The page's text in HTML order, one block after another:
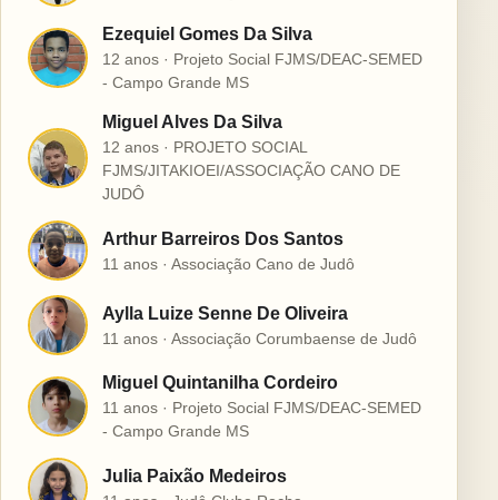
E
Ezequiel Gomes Da Silva
12 anos · Projeto Social FJMS/DEAC-SEMED
- Campo Grande MS
M
Miguel Alves Da Silva
12 anos · PROJETO SOCIAL
FJMS/JITAKIOEI/ASSOCIAÇÃO CANO DE
JUDÔ
A Arthur Barreiros Dos Santos
11 anos · Associação Cano de Judô
A Aylla Luize Senne De Oliveira
11 anos · Associação Corumbaense de Judô
M
Miguel Quintanilha Cordeiro
11 anos · Projeto Social FJMS/DEAC-SEMED
- Campo Grande MS
J Julia Paixão Medeiros